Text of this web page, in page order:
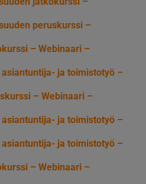
peruskurssi –
– Webinaari –
ja toimistotyö –
– Webinaari –
ja toimistotyö –
ja toimistotyö –
– Webinaari –